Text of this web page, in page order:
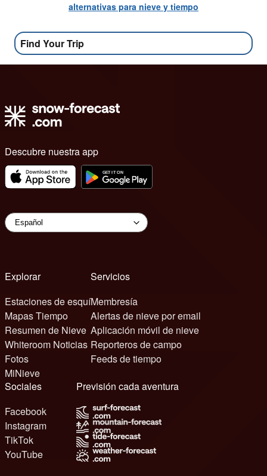
alternativas para nieve y tiempo
Find Your Trip
Descubre nuestra app
Explorar
Estaciones de esquí
Mapas Tiempo
Resumen de Nieve
Whiteroom Noticias
Fotos
MiNieve
Servicios
Membresía
Alertas de nieve por email
Aplicación móvil de nieve
Reporteros de campo
Feeds de tiempo
Sociales
Facebook
Instagram
TikTok
YouTube
Previsión cada aventura